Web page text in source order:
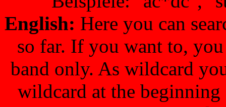
English: Here you can
so far. If you want to,
band only. As wildcard
wildcard at the beginning